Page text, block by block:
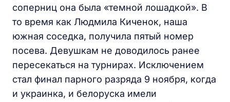
соперниц она была «темной лошадкой». В
то время как Людмила Киченок, наша
южная соседка, получила пятый номер
посева. Девушкам не доводилось ранее
пересекаться на турнирах. Исключением
стал финал парного разряда 9 ноября, когда
и украинка, и белоруска имели